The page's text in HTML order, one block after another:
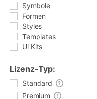
Symbole
Formen
Styles
Templates
Ui Kits
Lizenz-Typ:
Standard
Premium